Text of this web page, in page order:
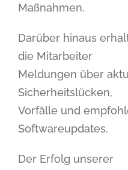
Maßnahmen.
Darüber hinaus
die Mitarbeiter
Meldungen über
Sicherheitslücken,
Vorfälle und
Softwareupdates.
Der Erfolg unserer